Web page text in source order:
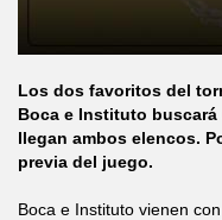
Los dos favoritos del
Boca e Instituto
llegan ambos elencos.
previa del juego.
Boca e Instituto vienen